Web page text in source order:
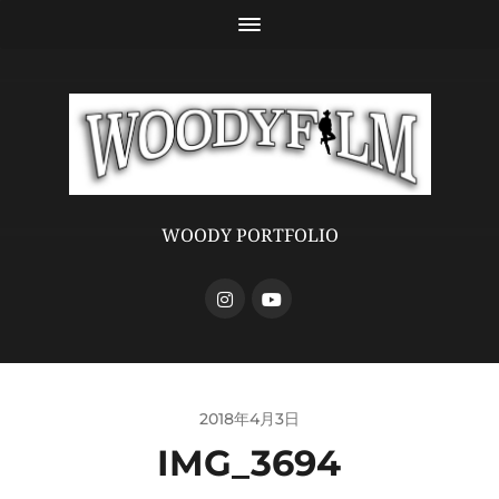
WOODY PORTFOLIO
2018年4月3日
IMG_3694